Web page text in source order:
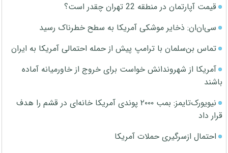
قیمت آپارتمان در منطقه 22 تهران چقدر است؟
سی‌ان‌ان: ذخایر موشکی آمریکا به سطح خطرناک رسید
تماس بن‌سلمان با ترامپ پیش از حمله احتمالی آمریکا به ایران
آمریکا از شهروندانش خواست برای خروج از خاورمیانه آماده
باشند
نیویورک‌تایمز: بمب ۲۰۰۰ پوندی آمریکا خانه‌ای در قشم را هدف
قرار داد
احتمال ازسرگیری حملات آمریکا